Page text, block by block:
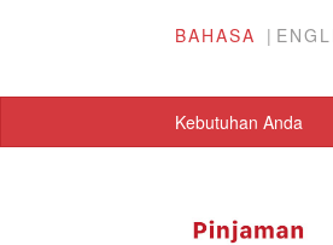
BAHASA
Kebutuhan Anda